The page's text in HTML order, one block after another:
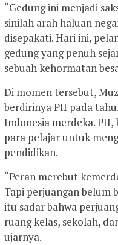
“Gedung ini menjadi
sinilah arah haluan
disepakati. Hari ini,
gedung yang penuh
sebuah kehormatan
Di momen tersebut,
berdirinya PII pada
Indonesia merdeka.
para pelajar untuk
pendidikan.
“Peran merebut
Tapi perjuangan belum
itu sadar bahwa
ruang kelas, sekolah,
ujarnya.